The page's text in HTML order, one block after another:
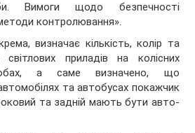
Вимоги щодо безпечності
контролювання».
визначає кількість, колір та
світлових приладів на колісних
а саме визначено, що
та автобусах покажчик
та задній мають бути авто-